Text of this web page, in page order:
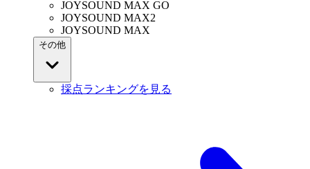
JOYSOUND MAX GO
JOYSOUND MAX2
JOYSOUND MAX
その他
採点ランキングを見る